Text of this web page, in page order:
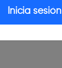
Inicia sesión